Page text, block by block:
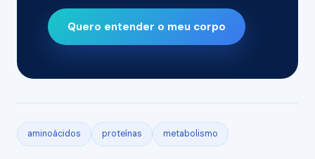
Quero entender o meu corpo
aminoácidos proteínas metabolismo